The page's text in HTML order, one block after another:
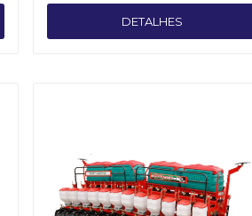
DETALHES